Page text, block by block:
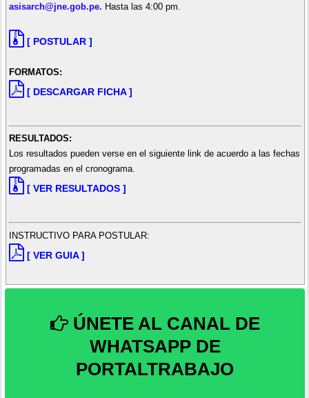
asisarch@jne.gob.pe. Hasta las 4:00 pm.
[ POSTULAR ]
FORMATOS:
[ DESCARGAR FICHA ]
RESULTADOS:
Los resultados pueden verse en el siguiente link de acuerdo a las fechas
programadas en el cronograma.
[ VER RESULTADOS ]
INSTRUCTIVO PARA POSTULAR:
[ VER GUIA ]
ÚNETE AL CANAL DE
WHATSAPP DE
PORTALTRABAJO